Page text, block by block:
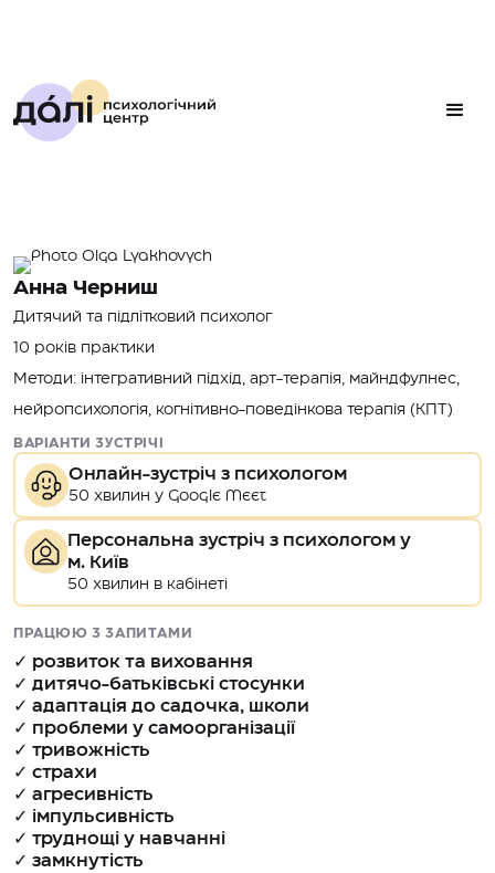
Анна Черниш
Дитячий та підлітковий психолог
10 років практики
Методи: інтегративний підхід, арт-терапія, майндфулнес,
нейропсихологія, когнітивно-поведінкова терапія (КПТ)
ВАРІАНТИ ЗУСТРІЧІ
Онлайн-зустріч з психологом
50 хвилин у Google Meet
Персональна зустріч з психологом у
м. Київ
50 хвилин в кабінеті
ПРАЦЮЮ З ЗАПИТАМИ
✓ розвиток та виховання
✓ дитячо-батьківські стосунки
✓ адаптація до садочка, школи
✓ проблеми у самоорганізації
✓ тривожність
✓ страхи
✓ агресивність
✓ імпульсивність
✓ труднощі у навчанні
✓ замкнутість